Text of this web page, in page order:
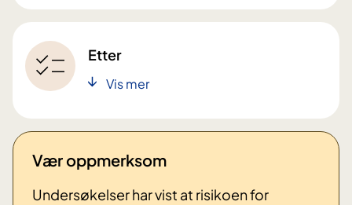
Etter
Vis mer
Vær oppmerksom
Undersøkelser har vist at risikoen for